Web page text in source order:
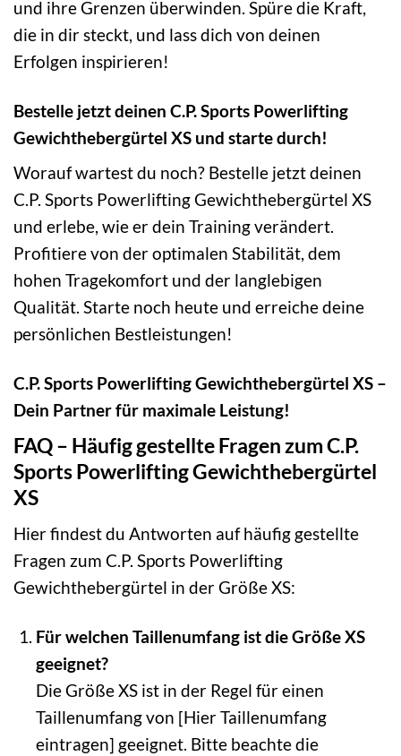
und ihre Grenzen überwinden. Spüre die Kraft,
die in dir steckt, und lass dich von deinen
Erfolgen inspirieren!
Bestelle jetzt deinen C.P. Sports Powerlifting
Gewichthebergürtel XS und starte durch!
Worauf wartest du noch? Bestelle jetzt deinen
C.P. Sports Powerlifting Gewichthebergürtel XS
und erlebe, wie er dein Training verändert.
Profitiere von der optimalen Stabilität, dem
hohen Tragekomfort und der langlebigen
Qualität. Starte noch heute und erreiche deine
persönlichen Bestleistungen!
C.P. Sports Powerlifting Gewichthebergürtel XS –
Dein Partner für maximale Leistung!
FAQ – Häufig gestellte Fragen zum C.P.
Sports Powerlifting Gewichthebergürtel
XS
Hier findest du Antworten auf häufig gestellte
Fragen zum C.P. Sports Powerlifting
Gewichthebergürtel in der Größe XS:
Für welchen Taillenumfang ist die Größe XS
geeignet?
Die Größe XS ist in der Regel für einen
Taillenumfang von [Hier Taillenumfang
eintragen] geeignet. Bitte beachte die